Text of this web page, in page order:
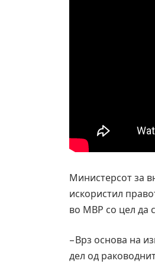
Министерсот за
искористил
во МВР со цел да
– Врз основа на
дел од